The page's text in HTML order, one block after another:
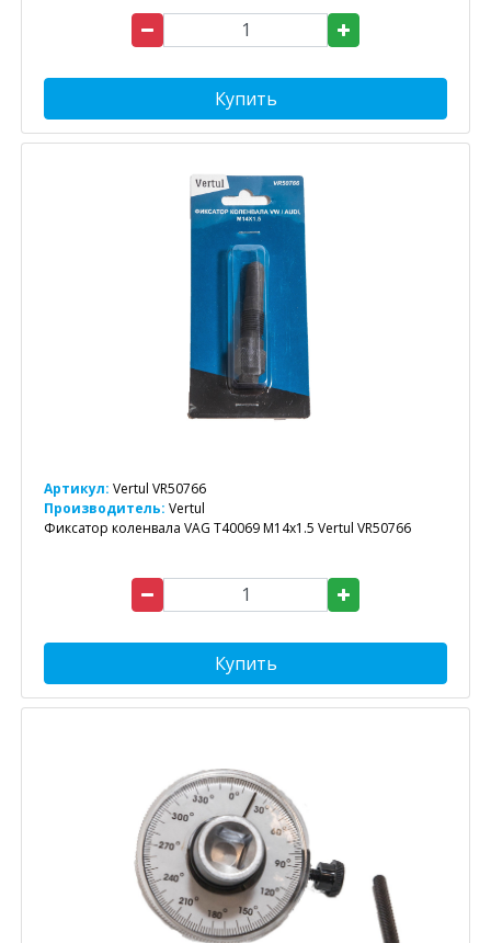
Купить
Артикул: Vertul VR50766
Производитель: Vertul
Фиксатор коленвала VAG T40069 M14x1.5 Vertul VR50766
Купить